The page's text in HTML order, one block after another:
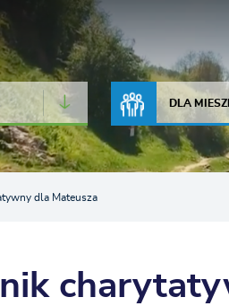
JAKOŚĆ POWIETRZA
DLA
dla Mateusza